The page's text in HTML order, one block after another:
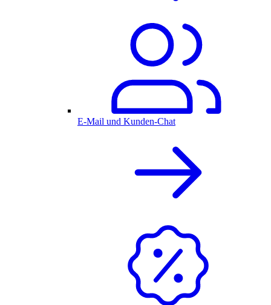
E-Mail und Kunden-Chat